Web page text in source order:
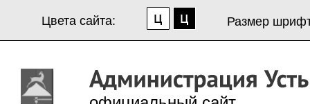
Цвета сайта: Размер